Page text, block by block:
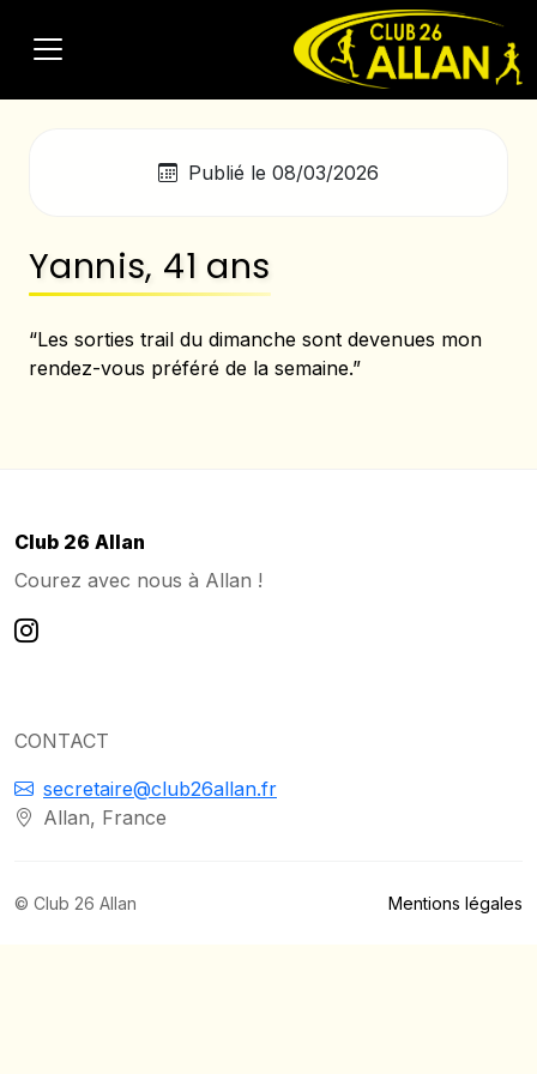
Publié le 08/03/2026
Yannis, 41 ans
“Les sorties trail du dimanche sont devenues mon
rendez-vous préféré de la semaine.”
Club 26 Allan
Courez avec nous à Allan !
CONTACT
secretaire@club26allan.fr
Allan, France
© Club 26 Allan Mentions légales